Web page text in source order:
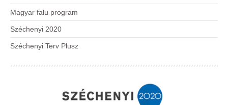
Magyar falu program
Széchenyi 2020
Széchenyi Terv Plusz